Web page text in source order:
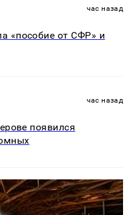
час назад
«пособие от СФР» и
час назад
появился